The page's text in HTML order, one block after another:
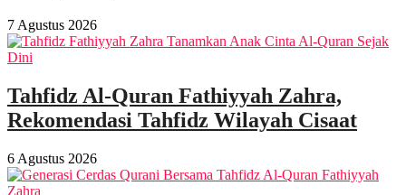
7 Agustus 2026
Tahfidz Al-Quran Fathiyyah Zahra,
Rekomendasi Tahfidz Wilayah Cisaat
6 Agustus 2026